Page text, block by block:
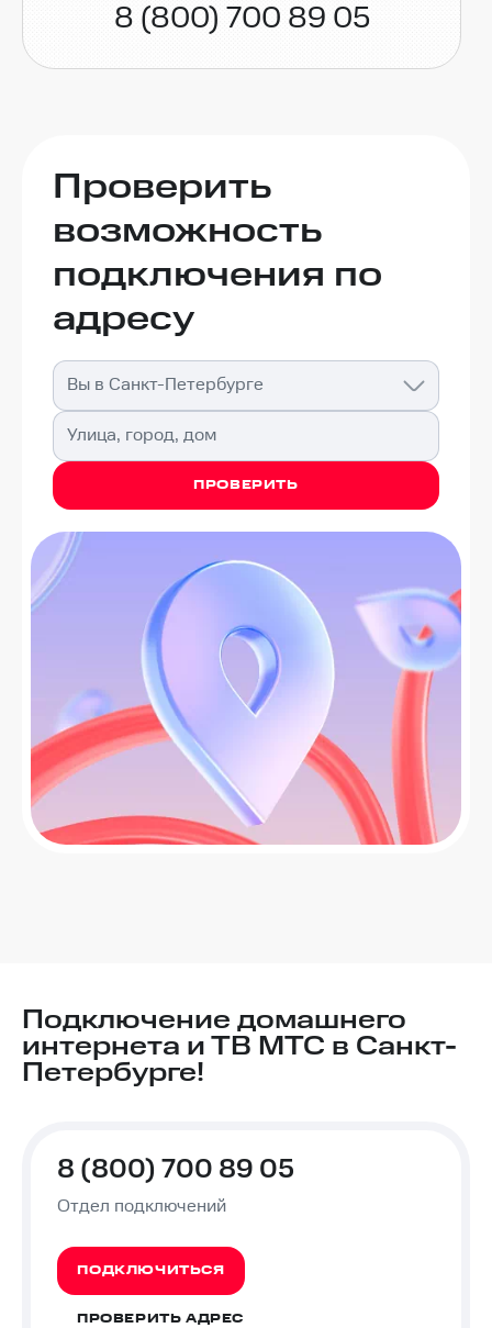
8 (800) 700 89 05
Проверить
возможность
подключения по
адресу
Вы в Санкт-Петербурге
Улица, город, дом
ПРОВЕРИТЬ
Подключение домашнего
интернета и ТВ МТС в Санкт-
Петербурге!
8 (800) 700 89 05
Отдел подключений
ПОДКЛЮЧИТЬСЯ
ПРОВЕРИТЬ АДРЕС